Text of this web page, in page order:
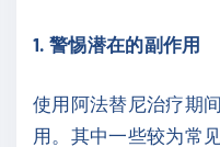
1. 警惕潜在的副作用
使用阿法替尼治疗期
用。其中一些较为常